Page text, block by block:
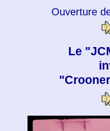
Ouverture
Le